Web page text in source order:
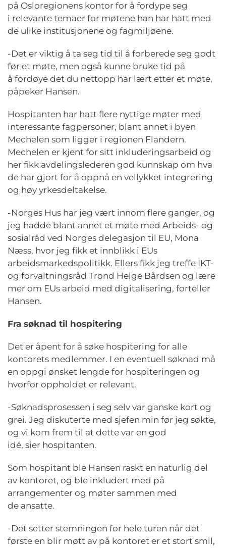
på Osloregionens kontor for å fordype seg
i relevante temaer for møtene han har hatt med
de ulike institusjonene og fagmiljøene.
-Det er viktig å ta seg tid til å forberede seg godt
før et møte, men også kunne bruke tid på
å fordøye det du nettopp har lært etter et møte,
påpeker Hansen.
Hospitanten har hatt flere nyttige møter med
interessante fagpersoner, blant annet i byen
Mechelen som ligger i regionen Flandern.
Mechelen er kjent for sitt inkluderingsarbeid og
her fikk avdelingslederen god kunnskap om hva
de har gjort for å oppnå en vellykket integrering
og høy yrkesdeltakelse.
-Norges Hus har jeg vært innom flere ganger, og
jeg hadde blant annet et møte med Arbeids- og
sosialråd ved Norges delegasjon til EU, Mona
Næss, hvor jeg fikk et innblikk i EUs
arbeidsmarkedspolitikk. Ellers fikk jeg treffe IKT-
og forvaltningsråd Trond Helge Bårdsen og lære
mer om EUs arbeid med digitalisering, forteller
Hansen.
Fra søknad til hospitering
Det er åpent for å søke hospitering for alle
kontorets medlemmer. I en eventuell søknad må
en oppgi ønsket lengde for hospiteringen og
hvorfor oppholdet er relevant.
-Søknadsprosessen i seg selv var ganske kort og
grei. Jeg diskuterte med sjefen min før jeg søkte,
og vi kom frem til at dette var en god
idé, sier hospitanten.
Som hospitant ble Hansen raskt en naturlig del
av kontoret, og ble inkludert med på
arrangementer og møter sammen med
de ansatte.
-Det setter stemningen for hele turen når det
første en blir møtt av på kontoret er et stort smil,